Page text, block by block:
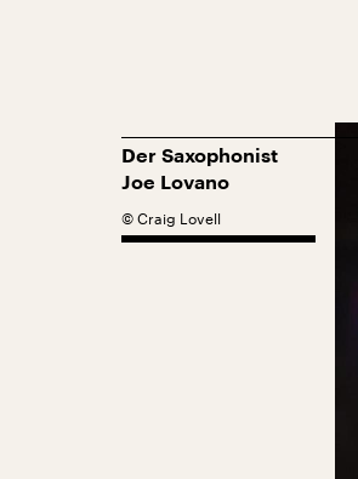
Der Saxophonist
Joe Lovano
© Craig Lovell